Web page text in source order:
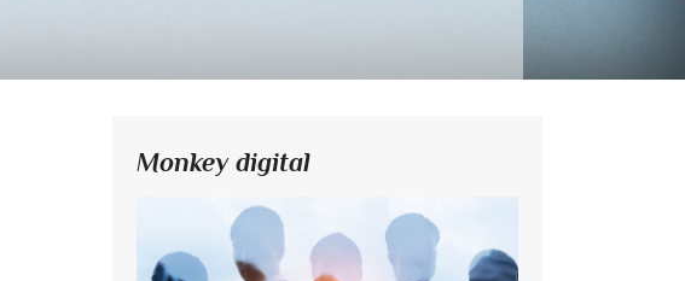
Monkey digital